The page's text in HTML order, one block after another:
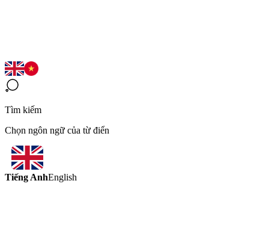
Tìm kiếm
Chọn ngôn ngữ của từ điển
Tiếng AnhEnglish